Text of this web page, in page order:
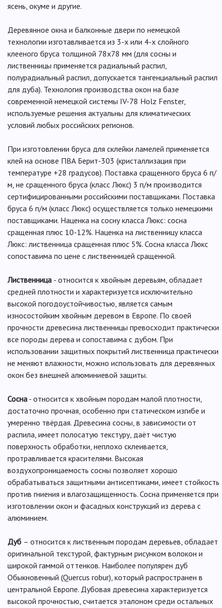
ясень, окуме и другие.
Деревянное окна и балконные двери по немецкой
технологии изготавливается из 3-х или 4-х слойного
клееного бруса толщиной 78х78 мм (для сосны и
лиственницы применяется радиальный распил,
полурадиальный распил, допускается тангенциальный распил
для дуба). Технология производства окон на базе
современной немецкой системы IV-78 Holz Fenster,
используемые решения актуальны для климатических
условий любых российских регионов.
При изготовлении бруса для склейки ламелей применяется
клей на основе ПВА Берит-303 (кристаллизация при
температуре +28 градусов). Поставка сращенного бруса 6 п/
м, не сращенного бруса (класс Люкс) 3 п/м производится
сертифицированными российскими поставщиками. Поставка
бруса 6 п/м (класс Люкс) осуществляется только немецкими
поставщиками. Наценка на сосну класса Люкс: сосна
сращенная плюс 10-12%. Наценка на лиственницу класса
Люкс: лиственница сращенная плюс 5%. Сосна класса Люкс
сопоставима по цене с лиственницей сращенной.
Лиственница - относится к хвойным деревьям, обладает
средней плотности и характеризуется исключительно
высокой погодоустойчивостью, является самым
износостойким хвойным деревом в Европе. По своей
прочности древесина лиственницы превосходит практически
все породы дерева и сопоставима с дубом. При
использовании защитных покрытий лиственница практически
не меняют влажности, можно использовать для деревянных
окон без внешней алюминиевой защиты.
Сосна - относится к хвойным породам малой плотности,
достаточно прочная, особенно при статическом изгибе и
умеренно твёрдая. Древесина сосны, в зависимости от
распила, имеет полосатую текстуру, даёт чистую
поверхность обработки, неплохо склеивается,
протравливается красителями. Высокая
воздухопроницаемость сосны позволяет хорошо
обрабатываться защитными антисептиками, имеет стойкость
против гниения и влагозащищенность. Сосна применяется при
изготовлении окон и фасадных конструкций из дерева с
алюминием.
Дуб – относится к лиственным породам деревьев, обладает
оригинальной текстурой, фактурным рисунком волокон и
широкой гаммой оттенков. Наиболее популярен дуб
Обыкновенный (Quercus robur), который распространен в
центральной Европе. Дубовая древесина характеризуется
высокой прочностью, считается эталоном среди остальных